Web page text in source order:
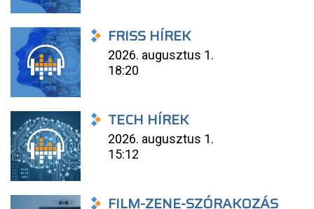
FRISS HÍREK
2026. augusztus 1.
18:20
TECH HÍREK
2026. augusztus 1.
15:12
FILM-ZENE-SZÓRAKOZÁS